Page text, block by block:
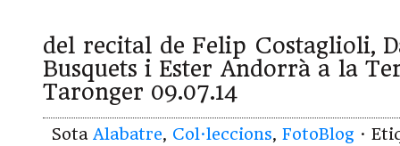
del recital de Felip Costaglioli,
Busquets i Ester Andorrà a la
Taronger 09.07.14
Sota Alabatre, Col·leccions, FotoBlog ·